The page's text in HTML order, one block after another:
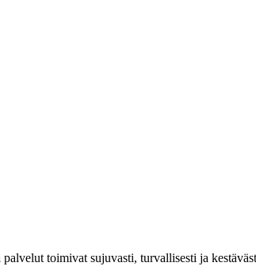
toimivat sujuvasti, turvallisesti ja